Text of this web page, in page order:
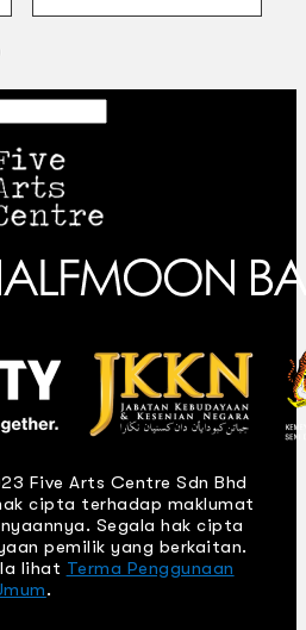
Five Arts Centre Sdn Bhd
cipta terhadap maklumat
Segala hak cipta
pemilik yang berkaitan.
lihat Terma Penggunaan
.